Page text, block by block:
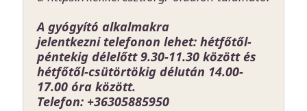
A gyógyító alkalmakra
jelentkezni telefonon lehet: hétfőtől-
péntekig délelőtt 9.30-11.30 között és
hétfőtől-csütörtökig délután 14.00-
17.00 óra között.
Telefon: +36305885950